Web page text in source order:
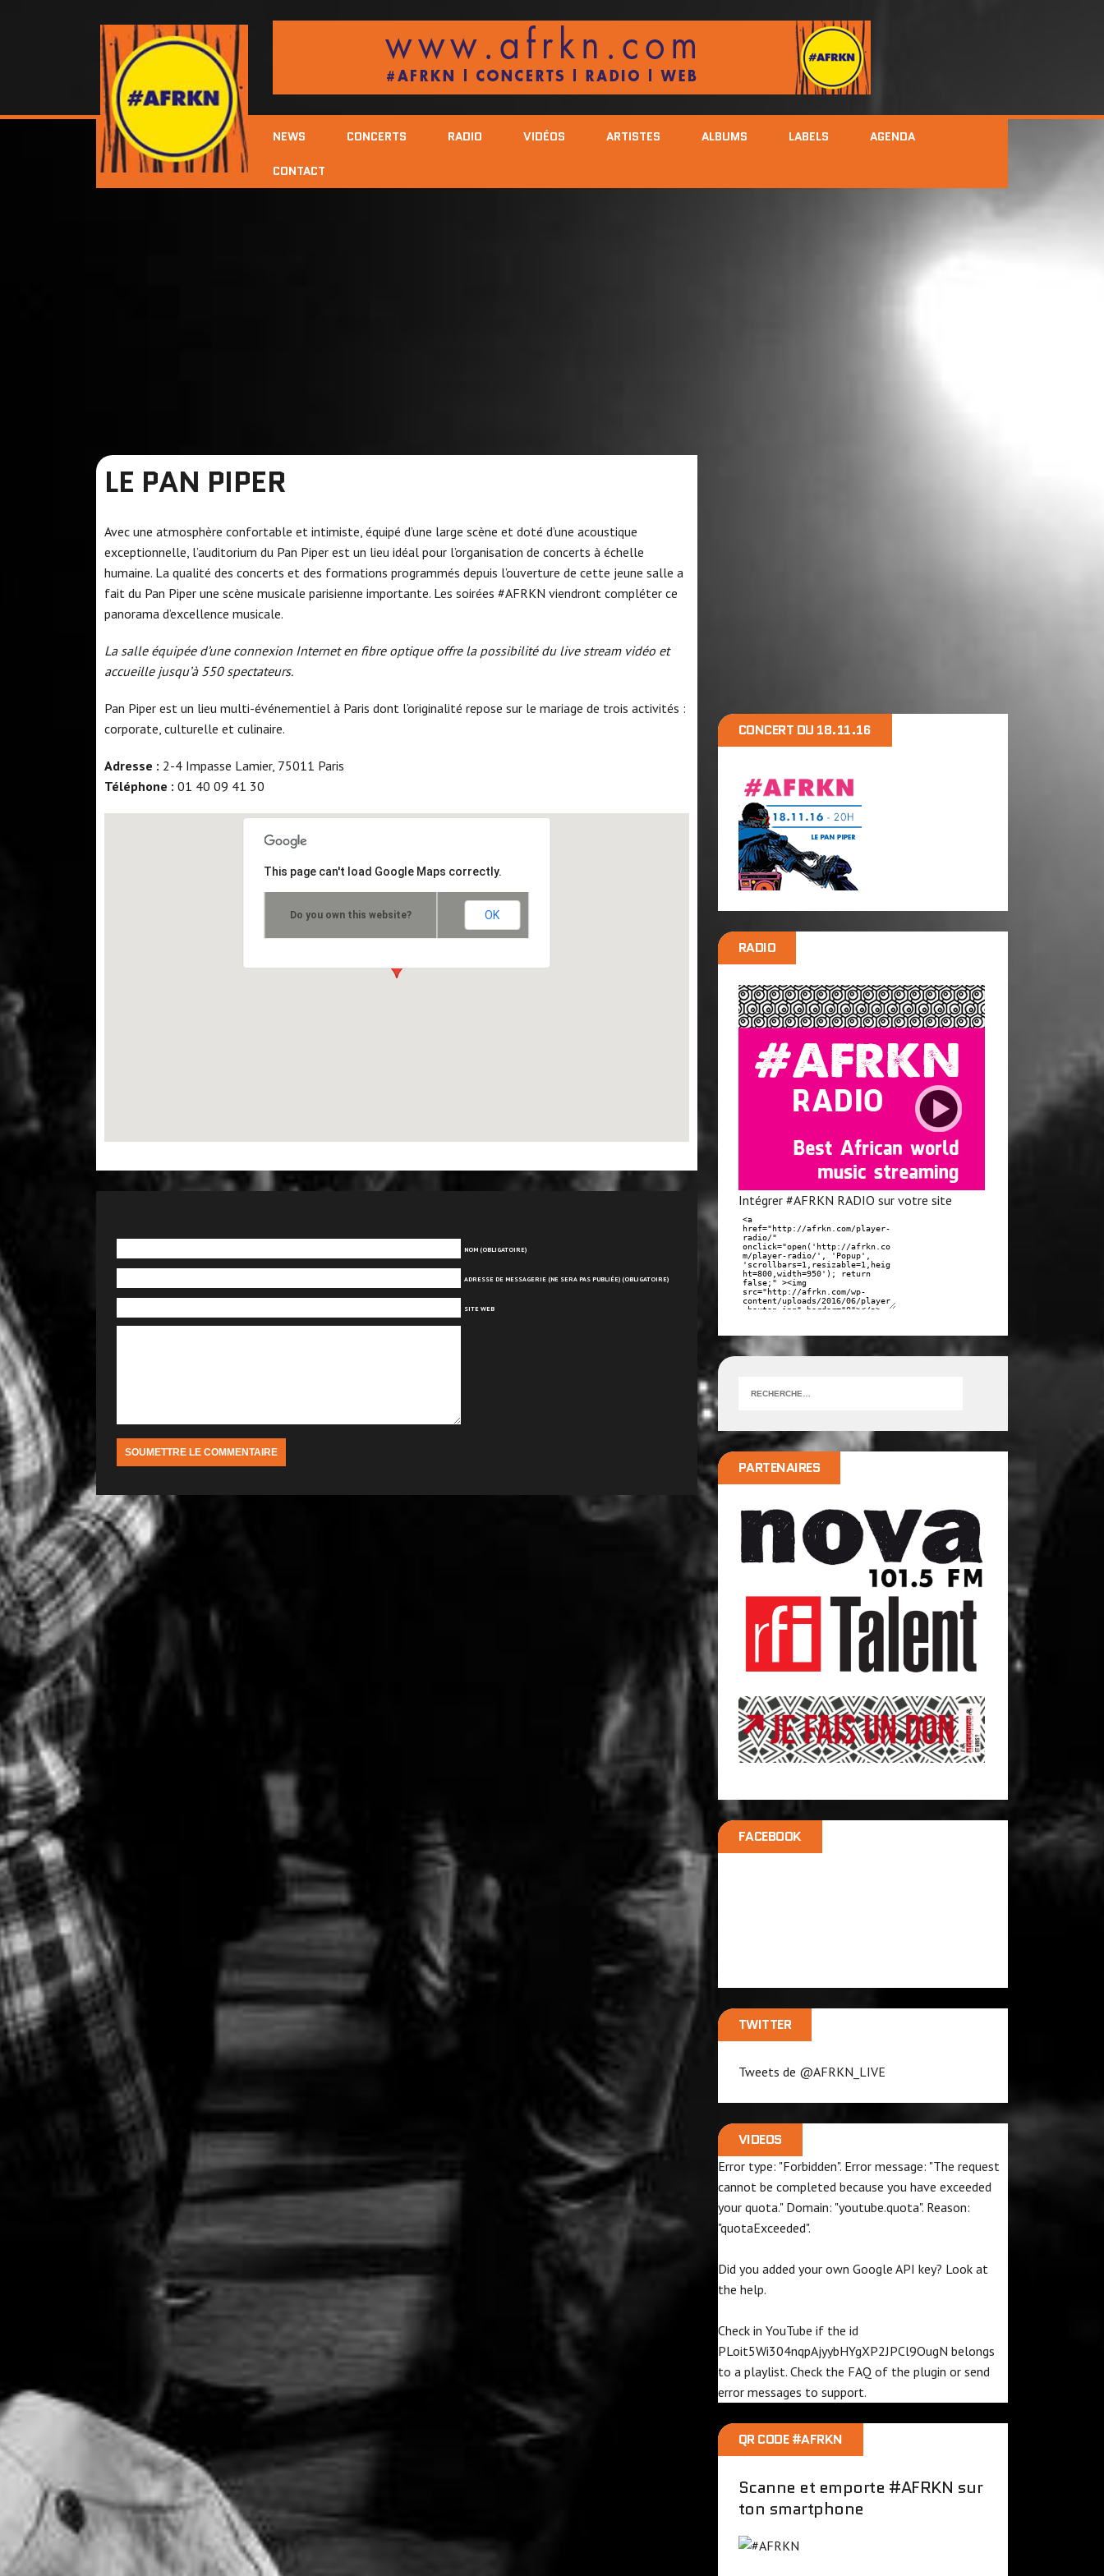
NEWS CONCERTS RADIO VIDÉOS ARTISTES ALBUMS LABELS AGENDA
CONTACT
LE PAN PIPER
Avec une atmosphère confortable et intimiste, équipé d’une large scène et doté d’une acoustique
exceptionnelle, l’auditorium du Pan Piper est un lieu idéal pour l’organisation de concerts à échelle
humaine. La qualité des concerts et des formations programmés depuis l’ouverture de cette jeune salle a
fait du Pan Piper une scène musicale parisienne importante. Les soirées #AFRKN viendront compléter ce
panorama d’excellence musicale.
La salle équipée d’une connexion Internet en fibre optique offre la possibilité du live stream vidéo et
accueille jusqu’à 550 spectateurs.
Pan Piper est un lieu multi-événementiel à Paris dont l’originalité repose sur le mariage de trois activités :
corporate, culturelle et culinaire.
Adresse : 2-4 Impasse Lamier, 75011 Paris
Téléphone : 01 40 09 41 30
This page can't load Google Maps correctly.
Do you own this website? OK
NOM (OBLIGATOIRE)
ADRESSE DE MESSAGERIE (NE SERA PAS PUBLIÉE) (OBLIGATOIRE)
SITE WEB
CONCERT DU 18.11.16
RADIO
Intégrer #AFRKN RADIO sur votre site
PARTENAIRES
FACEBOOK
TWITTER
Tweets de @AFRKN_LIVE
VIDEOS
Error type: "Forbidden". Error message: "The request
cannot be completed because you have exceeded
your quota." Domain: "youtube.quota". Reason:
"quotaExceeded".
Did you added your own Google API key? Look at
the help.
Check in YouTube if the id
PLoit5Wi304nqpAjyybHYgXP2JPCl9OugN belongs
to a playlist. Check the FAQ of the plugin or send
error messages to support.
QR CODE #AFRKN
Scanne et emporte #AFRKN sur
ton smartphone